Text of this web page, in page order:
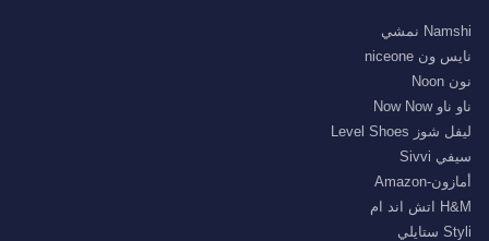
Namshi نمشي
نايس ون niceone
نون Noon
ناو ناو Now Now
ليفل شوز Level Shoes
سيفي Sivvi
أمازون-Amazon
H&M اتش اند ام
Styli ستايلي